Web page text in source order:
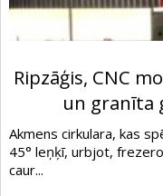
Ripzāģis, CNC
un granīta
Akmens cirkulara, kas
45° leņķī, urbjot,
caur...